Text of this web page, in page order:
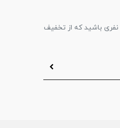
نفری باشید که از تخفیف